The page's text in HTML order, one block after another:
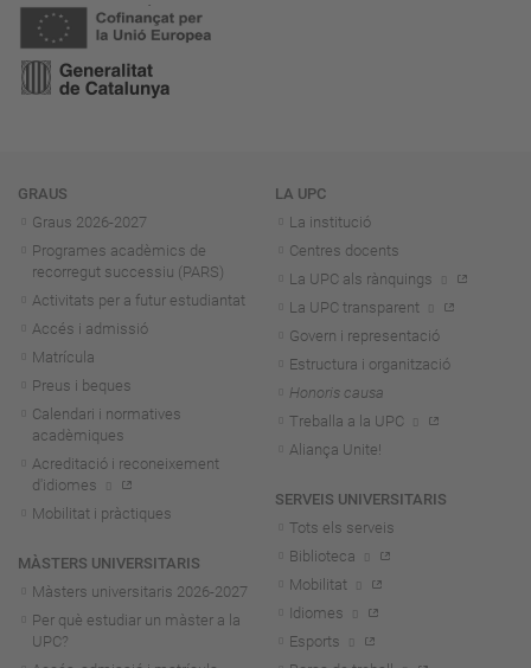
Navegació
GRAUS
Graus 2026-2027
Programes acadèmics de
recorregut successiu (PARS)
Activitats per a futur estudiantat
Accés i admissió
Matrícula
Preus i beques
Calendari i normatives
acadèmiques
Acreditació i reconeixement
d'idiomes
Mobilitat i pràctiques
MÀSTERS UNIVERSITARIS
Màsters universitaris 2026-2027
Per què estudiar un màster a la
UPC?
LA UPC
La institució
Centres docents
La UPC als rànquings
La UPC transparent
Govern i representació
Estructura i organització
Honoris causa
Treballa a la UPC
Aliança Unite!
SERVEIS UNIVERSITARIS
Tots els serveis
Biblioteca
Mobilitat
Idiomes
Esports